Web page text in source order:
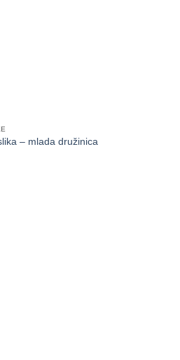
– mlada družinica